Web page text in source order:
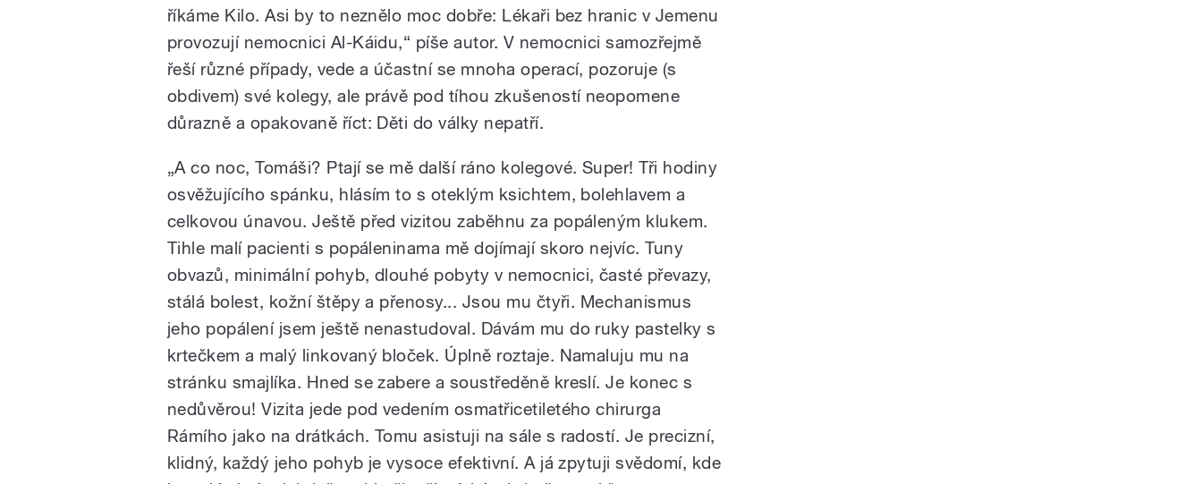
říkáme Kilo. Asi by to neznělo moc dobře: Lékaři bez hranic v Jemenu
provozují nemocnici Al-Káidu,“ píše autor. V nemocnici samozřejmě
řeší různé případy, vede a účastní se mnoha operací, pozoruje (s
obdivem) své kolegy, ale právě pod tíhou zkušeností neopomene
důrazně a opakovaně říct: Děti do války nepatří.
„A co noc, Tomáši? Ptají se mě další ráno kolegové. Super! Tři hodiny
osvěžujícího spánku, hlásím to s oteklým ksichtem, bolehlavem a
celkovou únavou. Ještě před vizitou zaběhnu za popáleným klukem.
Tihle malí pacienti s popáleninama mě dojímají skoro nejvíc. Tuny
obvazů, minimální pohyb, dlouhé pobyty v nemocnici, časté převazy,
stálá bolest, kožní štěpy a přenosy... Jsou mu čtyři. Mechanismus
jeho popálení jsem ještě nenastudoval. Dávám mu do ruky pastelky s
krtečkem a malý linkovaný bloček. Úplně roztaje. Namaluju mu na
stránku smajlíka. Hned se zabere a soustředěně kreslí. Je konec s
nedůvěrou! Vizita jede pod vedením osmatřicetiletého chirurga
Rámího jako na drátkách. Tomu asistuji na sále s radostí. Je precizní,
klidný, každý jeho pohyb je vysoce efektivní. A já zpytuji svědomí, kde